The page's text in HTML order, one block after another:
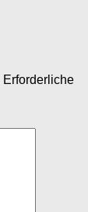
Erforderliche